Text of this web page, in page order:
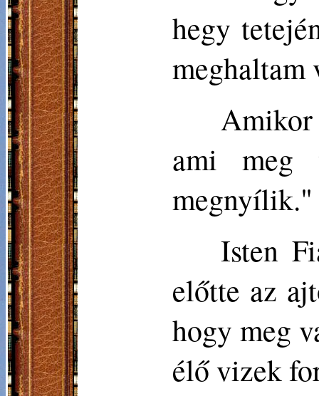
hegy
meghaltam
ami meg
Isten
előtte az
hogy meg
élő vizek